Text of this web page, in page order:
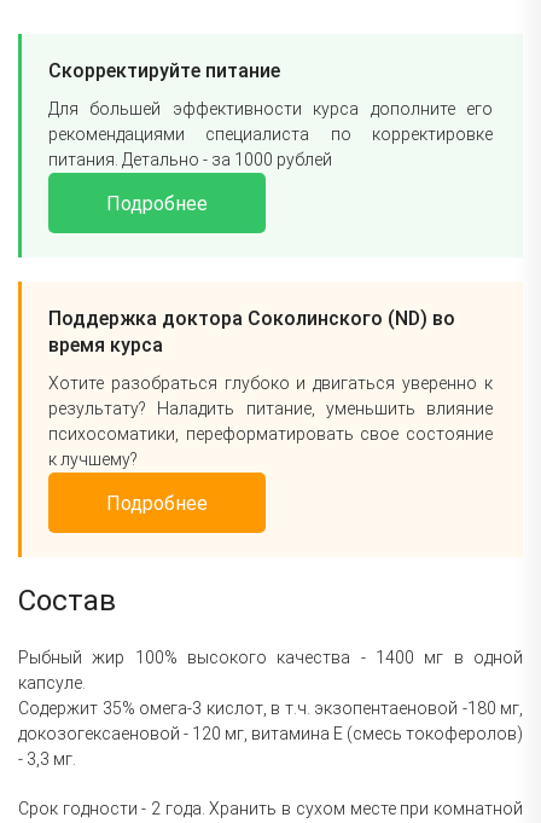
Скорректируйте питание
Для большей эффективности курса дополните его
рекомендациями специалиста по корректировке
питания. Детально - за 1000 рублей
Подробнее
Поддержка доктора Соколинского (ND) во
время курса
Хотите разобраться глубоко и двигаться уверенно к
результату? Наладить питание, уменьшить влияние
психосоматики, переформатировать свое состояние
к лучшему?
Подробнее
Состав
Рыбный жир 100% высокого качества - 1400 мг в одной
капсуле.
Содержит 35% омега-3 кислот, в т.ч. экзопентаеновой -180 мг,
докозогексаеновой - 120 мг, витамина Е (смесь токоферолов)
- 3,3 мг.
Срок годности - 2 года. Хранить в сухом месте при комнатной